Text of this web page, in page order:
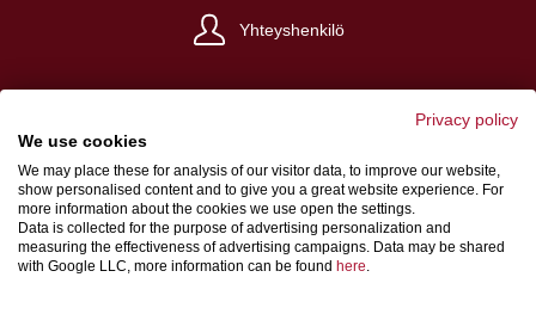
Yhteyshenkilö
Yritystiedot
Yleiset myyntiehdot
Tietosuoja
Privacy policy
We use cookies
We may place these for analysis of our visitor data, to improve our website,
show personalised content and to give you a great website experience. For
more information about the cookies we use open the settings.
Data is collected for the purpose of advertising personalization and
measuring the effectiveness of advertising campaigns. Data may be shared
with Google LLC, more information can be found here.